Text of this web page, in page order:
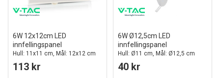
6W 12x12cm LED
innfellingspanel
Hull: 11x11 cm, Mål: 12x12 cm
113 kr
6W Ø12,5cm LED
innfellingspanel
Hull: Ø11 cm, Mål: Ø12,5 cm
40 kr